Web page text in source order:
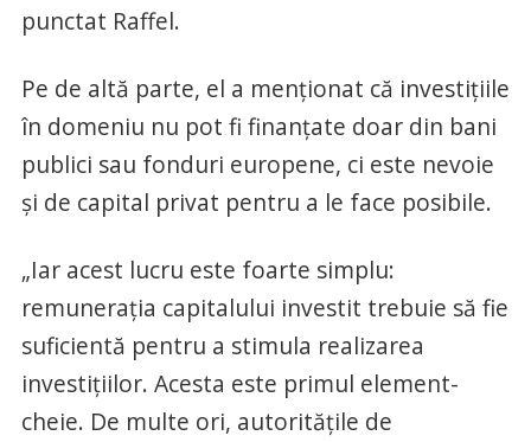
punctat Raffel.
Pe de altă parte, el a menţionat că investiţiile
în domeniu nu pot fi finanţate doar din bani
publici sau fonduri europene, ci este nevoie
şi de capital privat pentru a le face posibile.
„Iar acest lucru este foarte simplu:
remuneraţia capitalului investit trebuie să fie
suficientă pentru a stimula realizarea
investiţiilor. Acesta este primul element-
cheie. De multe ori, autorităţile de